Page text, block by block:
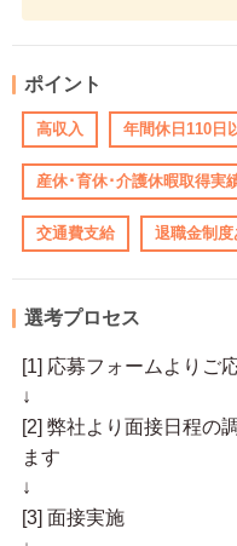
ポイント
高収入 年間休日110日
産休･育休･介護休暇取得実
交通費支給 退職金制度
選考プロセス
[1] 応募フォームよりご
↓
[2] 弊社より面接日程の
ます
↓
[3] 面接実施